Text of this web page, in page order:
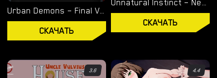
КАТЕГОРИИ
БДСМ
Urban Demons – Final Version 1.1 [Nergal]
СКАЧАТЬ
Unnatural Instinct – New Version 0.6 [Merizmare]
СКАЧАТЬ
3.6 4.4